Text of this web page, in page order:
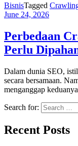
BisnisTagged
June 24, 2026
Perbedaan
Perlu
Dalam dunia SEO,
secara bersamaan.
menganggap
Search for:
Recent Posts